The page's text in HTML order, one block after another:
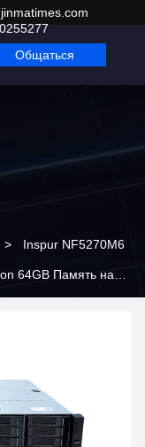
Общаться
> Inspur NF5270M6
64GB Память на